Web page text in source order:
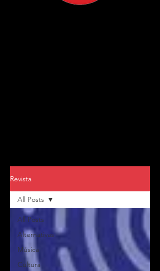
Revista
All Posts
Alternativas
Música
Cultura
All Posts